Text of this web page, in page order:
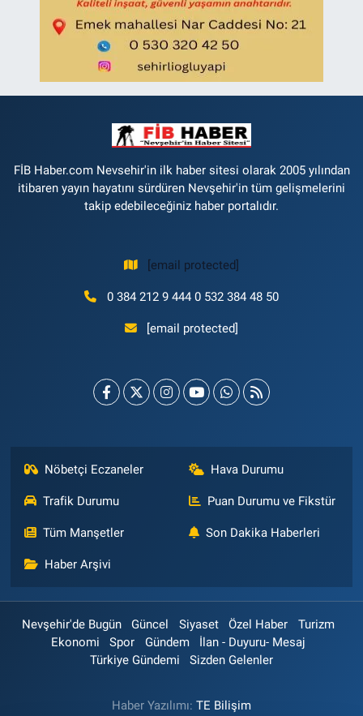
FİB Haber.com Nevsehir'in ilk haber sitesi olarak 2005 yılından
itibaren yayın hayatını sürdüren Nevşehir'in tüm gelişmelerini
takip edebileceğiniz haber portalıdır.
[email protected]
0 384 212 9 444 0 532 384 48 50
[email protected]
Nöbetçi Eczaneler Hava Durumu
Trafik Durumu Puan Durumu ve Fikstür
Tüm Manşetler Son Dakika Haberleri
Haber Arşivi
Nevşehir'de Bugün Güncel Siyaset Özel Haber
Turizm
Ekonomi
Spor Gündem
İlan - Duyuru- Mesaj
Türkiye Gündemi
Sizden Gelenler
Haber Yazılımı: TE Bilişim